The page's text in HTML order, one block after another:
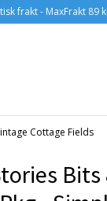
frakt - MaxFrakt 89
Cottage Fields
Bits